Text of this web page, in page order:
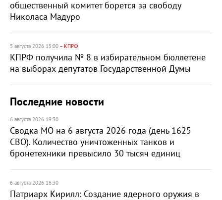
общественный комитет борется за свободу
Николаса Мадуро
5 августа 2026 15:00 – КПРФ
КПРФ получила № 8 в избирательном бюллетене
на выборах депутатов Государственной Думы
Последние новости
6 августа 2026 19:30
Сводка МО на 6 августа 2026 года (день 1625
СВО). Количество уничтоженных танков и
бронетехники превысило 30 тысяч единиц
6 августа 2026 16:30
Патриарх Кирилл: Создание ядерного оружия в